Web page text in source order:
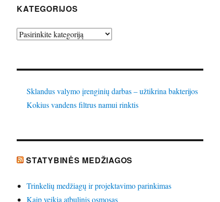
KATEGORIJOS
Kategorijos
Sklandus valymo įrenginių darbas – užtikrina bakterijos
Kokius vandens filtrus namui rinktis
STATYBINĖS MEDŽIAGOS
Trinkelių medžiagų ir projektavimo parinkimas
Kaip veikia atbulinis osmosas